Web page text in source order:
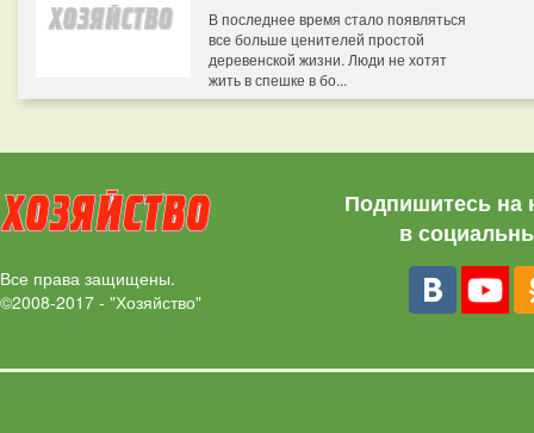
В последнее время стало появляться
все больше ценителей простой
деревенской жизни. Люди не хотят
жить в спешке в бо...
Все права защищены.
©2008-2017 - "Хозяйство"
Подпишитесь на
в